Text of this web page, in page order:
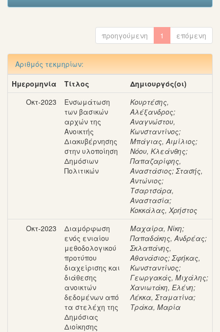
προηγούμενη 1 επόμενη
Αριθμός τεκμηρίων:
Ημερομηνία
Τίτλος
Δημιουργός(οι)
Οκτ-2023
Ενσωμάτωση
των βασικών
αρχών της
Ανοικτής
Διακυβέρνησης
στην υλοποίηση
Δημόσιων
Πολιτικών
Κουρτέσης,
Αλέξανδρος;
Αναγνώστου,
Κωνσταντίνος;
Μπάγιας, Αιμίλιος;
Νόου, Κλεάνθης;
Παπαζαρίφης,
Αναστάσιος;Στασής,
Αντώνιος;
Τσαρτσάρα,
Αναστασία;
Κοκκάλας, Χρήστος
Οκτ-2023
Διαμόρφωση
ενός ενιαίου
μεθοδολογικού
προτύπου
διαχείρισης και
διάθεσης
ανοικτών
δεδομένων από
τα στελέχη της
Δημόσιας
Διοίκησης
Μαχαίρα, Νίκη;
Παπαδάκης, Ανδρέας;
Σκλαπάνης,
Αθανάσιος;Σφήκας,
Κωνσταντίνος;
Γεωργακάς, Μιχάλης;
Χανιωτάκη, Ελένη;
Λέκκα, Σταματίνα;
Τράκα, Μαρία